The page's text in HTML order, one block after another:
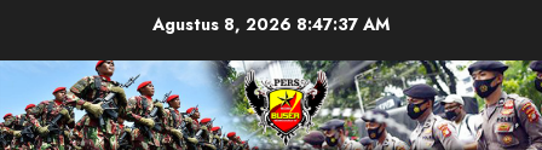
Agustus 8, 2026 8:47:39 AM